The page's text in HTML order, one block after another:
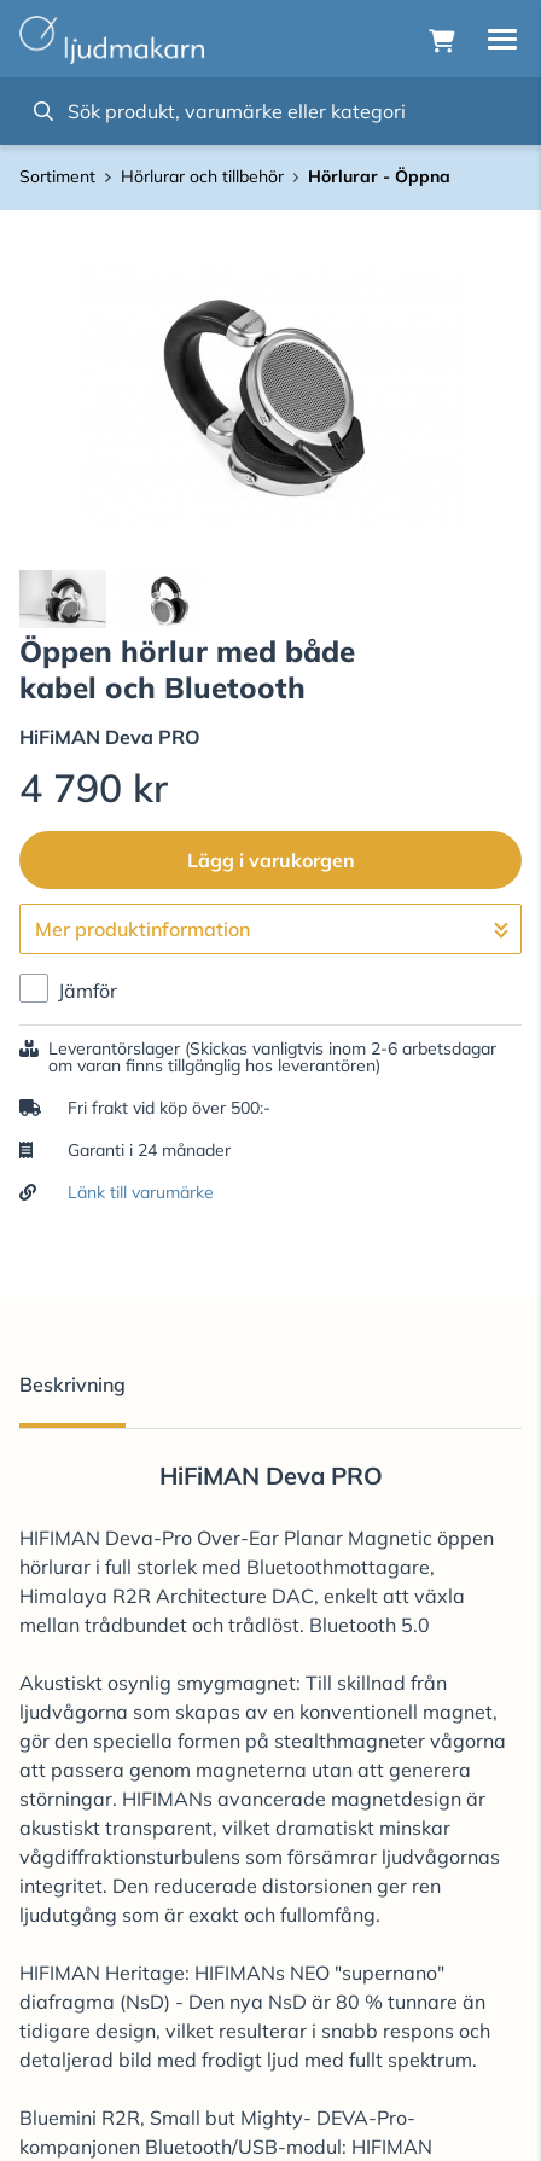
Sortiment Hörlurar och tillbehör Hörlurar - Öppna
Öppen hörlur med både
kabel och Bluetooth
HiFiMAN Deva PRO
4 790 kr
Lägg i varukorgen
Gå till kassan
Mer produktinformation
Jämför
Leverantörslager (Skickas vanligtvis inom 2-6 arbetsdagar
om varan finns tillgänglig hos leverantören)
Fri frakt vid köp över 500:-
Garanti i 24 månader
Länk till varumärke
Beskrivning
HiFiMAN Deva PRO
HIFIMAN Deva-Pro Over-Ear Planar Magnetic öppen
hörlurar i full storlek med Bluetoothmottagare,
Himalaya R2R Architecture DAC, enkelt att växla
mellan trådbundet och trådlöst. Bluetooth 5.0
Akustiskt osynlig smygmagnet: Till skillnad från
ljudvågorna som skapas av en konventionell magnet,
gör den speciella formen på stealthmagneter vågorna
att passera genom magneterna utan att generera
störningar. HIFIMANs avancerade magnetdesign är
akustiskt transparent, vilket dramatiskt minskar
vågdiffraktionsturbulens som försämrar ljudvågornas
integritet. Den reducerade distorsionen ger ren
ljudutgång som är exakt och fullomfång.
HIFIMAN Heritage: HIFIMANs NEO "supernano"
diafragma (NsD) - Den nya NsD är 80 % tunnare än
tidigare design, vilket resulterar i snabb respons och
detaljerad bild med frodigt ljud med fullt spektrum.
Bluemini R2R, Small but Mighty- DEVA-Pro-
kompanjonen Bluetooth/USB-modul: HIFIMAN